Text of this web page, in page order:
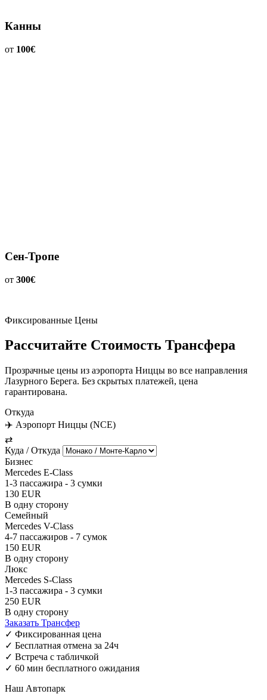
Канны
от 100€
Сен-Тропе
от 300€
Фиксированные Цены
Рассчитайте Стоимость Трансфера
Прозрачные цены из аэропорта Ниццы во все направления
Лазурного Берега. Без скрытых платежей, цена
гарантирована.
Откуда
✈️ Аэропорт Ниццы (NCE)
⇄
Куда / Откуда
Бизнес
Mercedes E-Class
1-3 пассажира - 3 сумки
130 EUR
В одну сторону
Семейный
Mercedes V-Class
4-7 пассажиров - 7 сумок
150 EUR
В одну сторону
Люкс
Mercedes S-Class
1-3 пассажира - 3 сумки
250 EUR
В одну сторону
Заказать Трансфер
✓ Фиксированная цена
✓ Бесплатная отмена за 24ч
✓ Встреча с табличкой
✓ 60 мин бесплатного ожидания
Наш Автопарк